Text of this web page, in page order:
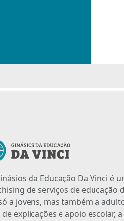
da Educação Da Vinci é
de serviços de educação
a jovens, mas também a
de explicações e apoio escolar,